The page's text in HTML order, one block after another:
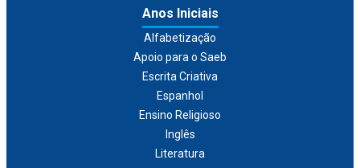
Anos Iniciais
Alfabetização
Apoio para o Saeb
Escrita Criativa
Espanhol
Ensino Religioso
Inglês
Literatura